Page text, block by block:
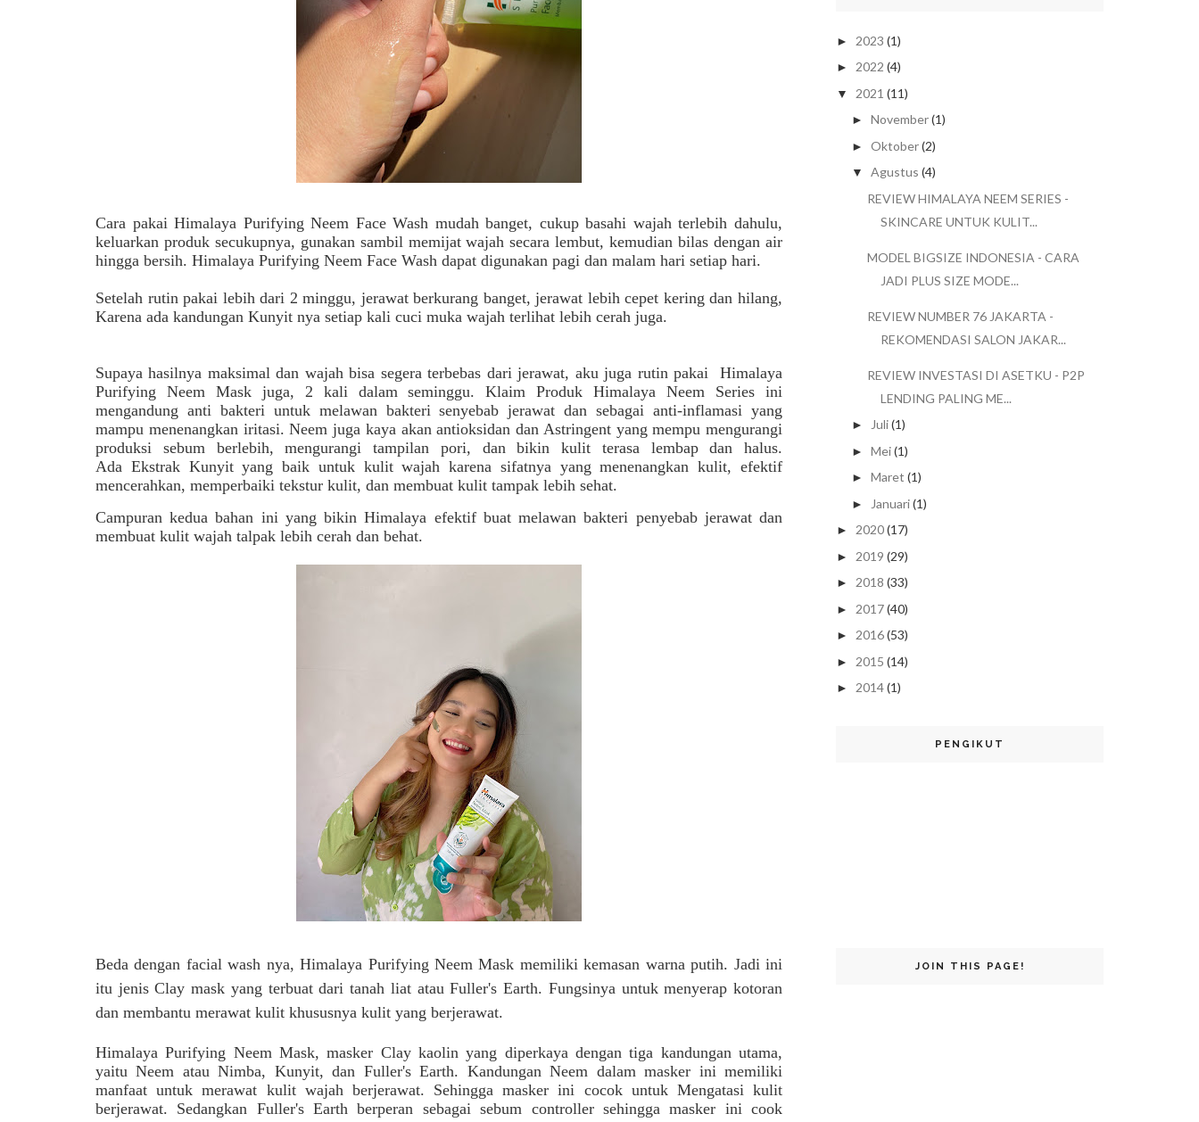
Cara pakaiHimalaya Purifying Neem Face Wash mudah banget, cukupbasahi wajah terlebih dahulu,
keluarkan produk secukupnya, gunakan sambil memijat wajah secara lembut, kemudian bilas dengan air
hingga bersih. Himalaya Purifying Neem Face Wash dapat digunakan pagi dan malam hari setiap hari.
Setelah rutin pakai lebih dari 2 minggu, jerawat berkurang banget, jerawat lebih cepet kering dan hilang,
Karena ada kandungan Kunyit nya setiap kali cuci muka wajah terlihat lebih cerah juga.
Supaya hasilnya maksimal dan wajah bisa segera terbebas dari jerawat, aku juga rutin pakai Himalaya
Purifying Neem Mask juga, 2 kali dalam seminggu. Klaim Produk Himalaya Neem Series ini
mengandung anti bakteri untuk melawan bakteri senyebab jerawat dan sebagaianti-inflamasi yang
mampu menenangkan iritasi. Neem juga kaya akan antioksidan dan Astringent yang mempu mengurangi
produksi sebum berlebih, mengurangi tampilan pori, dan bikin kulit terasa lembap dan halus.
Ada Ekstrak Kunyit yang baik untuk kulit wajah karena sifatnya yang menenangkan kulit, efektif
mencerahkan, memperbaiki tekstur kulit, dan membuat kulit tampak lebih sehat.
Campuran kedua bahan ini yang bikin Himalaya efektif buat melawan bakteri penyebab jerawat dan
membuat kulit wajah talpak lebih cerah dan behat.
Beda dengan facial wash nya, Himalaya Purifying Neem Mask memiliki kemasan warna putih. Jadi ini
itu jenis Clay mask yang terbuat dari tanah liat atauFuller's Earth. Fungsinya untuk menyerap kotoran
dan membantu merawat kulit khususnya kulit yang berjerawat.
Himalaya Purifying Neem Mask, masker Clay kaolin yang diperkaya dengan tiga kandungan utama,
yaitu Neem atau Nimba, Kunyit, dan Fuller's Earth. Kandungan Neem dalam masker ini memiliki
manfaat untuk merawat kulit wajah berjerawat. Sehingga masker ini cocok untuk Mengatasi kulit
berjerawat. Sedangkan Fuller's Earth berperan sebagai sebum controller sehingga masker ini cook
► 2023 (1)
► 2022 (4)
▼ 2021 (11)
► November(1)
► Oktober(2)
▼ Agustus (4)
REVIEW HIMALAYA NEEM SERIES -
SKINCARE UNTUK KULIT...
MODEL BIGSIZE INDONESIA - CARA
JADI PLUS SIZE MODE...
REVIEW NUMBER 76 JAKARTA -
REKOMENDASI SALON JAKAR...
REVIEW INVESTASI DI ASETKU - P2P
LENDING PALING ME...
► Juli(1)
► Mei(1)
► Maret (1)
► Januari(1)
► 2020(17)
► 2019 (29)
► 2018 (33)
► 2017(40)
► 2016(53)
► 2015 (14)
► 2014(1)
PENGIKUT
JOIN THIS PAGE!